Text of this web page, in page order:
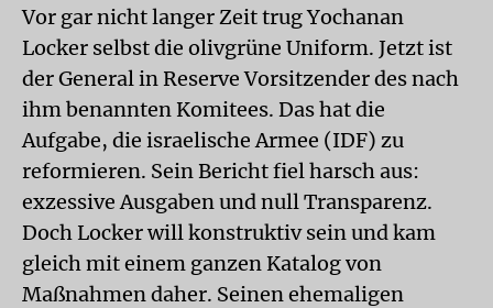
Vor gar nicht langer Zeit trug Yochanan
Locker selbst die olivgrüne Uniform. Jetzt ist
der General in Reserve Vorsitzender des nach
ihm benannten Komitees. Das hat die
Aufgabe, die israelische Armee (IDF) zu
reformieren. Sein Bericht fiel harsch aus:
exzessive Ausgaben und null Transparenz.
Doch Locker will konstruktiv sein und kam
gleich mit einem ganzen Katalog von
Maßnahmen daher. Seinen ehemaligen